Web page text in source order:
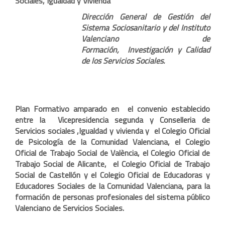
Dirección General de Gestión del
Sistema Sociosanitario y del Instituto
Valenciano de
Formación,
Investigación y Calidad
de los Servicios Sociales.
Plan Formativo amparado en el convenio establecido
entre la Vicepresidencia segunda y Conselleria de
Servicios sociales ,Igualdad y vivienda y el Colegio Oficial
de Psicología de la Comunidad Valenciana, el Colegio
Oficial de Trabajo Social de València, el Colegio Oficial de
Trabajo Social de Alicante, el Colegio Oficial de Trabajo
Social de Castellón y el Colegio Oficial de Educadoras y
Educadores Sociales de la Comunidad Valenciana, para la
formación de personas profesionales del sistema público
Valenciano de Servicios Sociales.